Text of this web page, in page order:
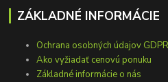
ZÁKLADNÉ INFORMÁCIE
Ochrana osobných údajov GDPR
Ako vyžiadať cenovú ponuku
Základné informácie o nás